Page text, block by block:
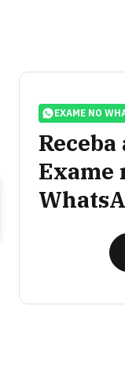
EXAME NO
Exame